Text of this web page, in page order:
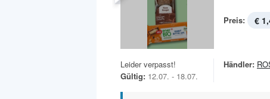
Preis: €
Leider verpasst!
Gültig: 12.07. - 18.07.
Händler: